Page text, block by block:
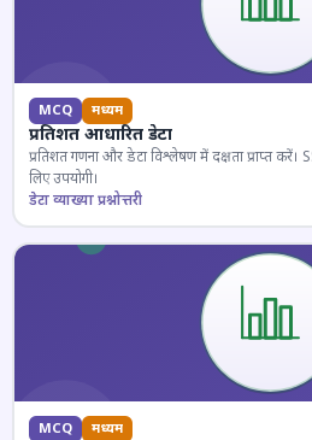
MCQ मध्यम
प्रतिशत आधारित डेटा
प्रतिशत गणना और डेटा विश्लेषण में दक्षता प्राप्त करें।
लिए उपयोगी।
डेटा व्याख्या प्रश्नोत्तरी
MCQ मध्यम